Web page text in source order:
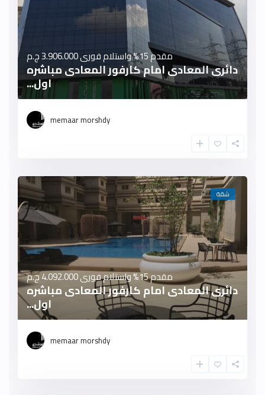
مقدم 15% واستلام فورى 3.906.000 ج.م
دائرى المعادى امام كارفور المعادى مباشره
اول...
memaar morshdy
شقة
مقدم 15% واستلام فورى 4.092.000 ج.م
دائرى المعادى امام كارفور المعادى مباشره
اول...
memaar morshdy